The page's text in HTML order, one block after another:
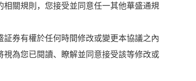
關規則，您接受並同意任一其他華盛通規
券有權於任何時間修改或變更本協議之內
為您已閱讀、瞭解並同意接受該等修改或